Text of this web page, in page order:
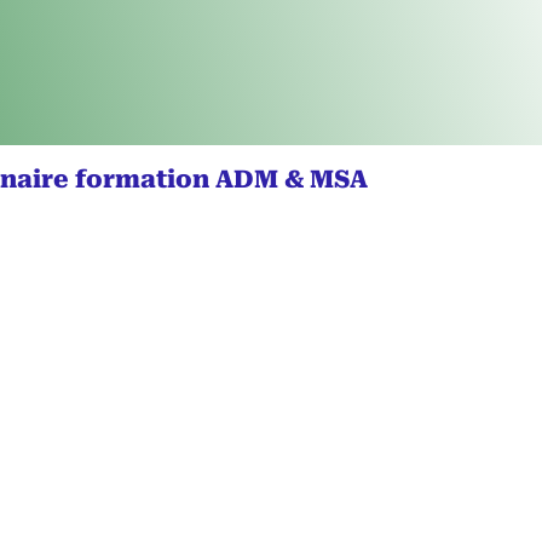
formation ADM & MSA